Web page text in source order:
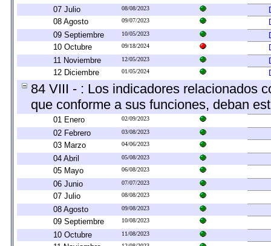
07 Julio
08/08/2023
08 Agosto
09/07/2023
09 Septiembre
10/05/2023
10 Octubre
09/18/2024
11 Noviembre
12/05/2023
12 Diciembre
01/05/2024
84 VIII - : Los indicadores relacionados
que conforme a sus funciones, deban
01 Enero 02/09/2023
02 Febrero 03/08/2023
03 Marzo 04/06/2023
04 Abril 05/08/2023
05 Mayo 06/08/2023
06 Junio 07/07/2023
07 Julio 08/08/2023
08 Agosto 09/08/2023
09 Septiembre 10/08/2023
10 Octubre 11/08/2023